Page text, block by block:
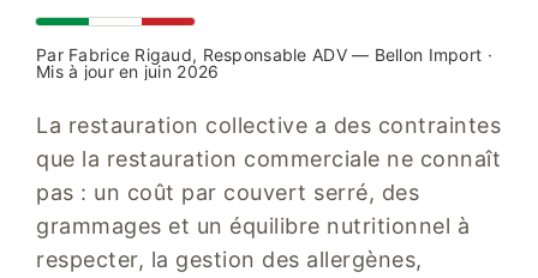
Par Fabrice Rigaud, Responsable ADV — Bellon Import ·
Mis à jour en juin 2026
La restauration collective a des contraintes
que la restauration commerciale ne connaît
pas : un coût par couvert serré, des
grammages et un équilibre nutritionnel à
respecter, la gestion des allergènes,